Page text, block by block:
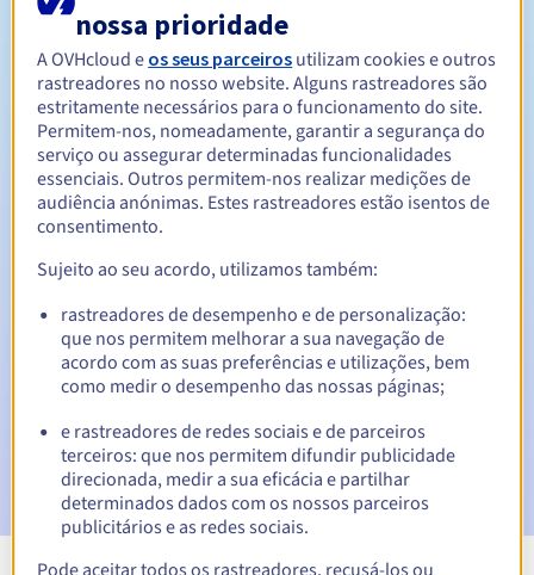
Período de renovação 1 ano
Período de redenção 30 dias
Notificações automáticas:
60, 30, 15, 7 e 3 dias antes da data de
expiração
E-mail no dia da expiraçãopara notificar a suspensão do
nome de domínio
E-mail após o Redemption Grace Periodpara notificar a
eliminação do nome de domínio
nossa prioridade
A OVHcloud e os seus parceiros utilizam cookies e outros
rastreadores no nosso website. Alguns rastreadores são
estritamente necessários para o funcionamento do site.
Permitem-nos, nomeadamente, garantir a segurança do
serviço ou assegurar determinadas funcionalidades
essenciais. Outros permitem-nos realizar medições de
audiência anónimas. Estes rastreadores estão isentos de
consentimento.
Sujeito ao seu acordo, utilizamos também:
rastreadores de desempenho e de personalização:
que nos permitem melhorar a sua navegação de
acordo com as suas preferências e utilizações, bem
como medir o desempenho das nossas páginas;
e rastreadores de redes sociais e de parceiros
terceiros: que nos permitem difundir publicidade
direcionada, medir a sua eficácia e partilhar
determinados dados com os nossos parceiros
publicitários e as redes sociais.